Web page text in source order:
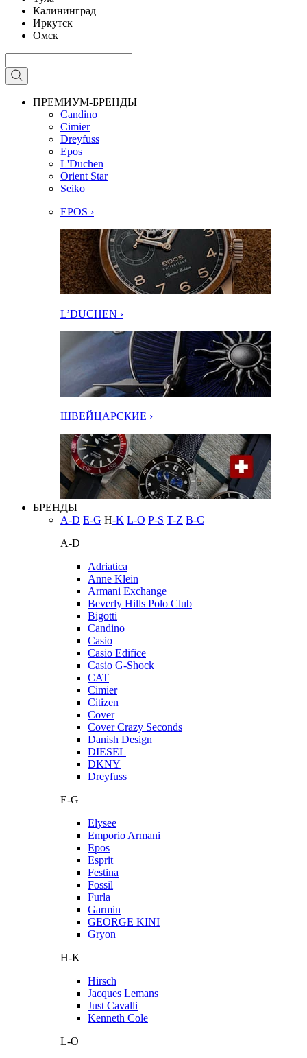
Калининград
Иркутск
Омск
ПРЕМИУМ-БРЕНДЫ
Candino
Cimier
Dreyfuss
Epos
L'Duchen
Orient Star
Seiko
EPOS ›
L’DUCHEN ›
ШВЕЙЦАРСКИЕ ›
БРЕНДЫ
A-D E-G H-K L-O P-S T-Z В-С
A-D
Adriatica
Anne Klein
Armani Exchange
Beverly Hills Polo Club
Bigotti
Candino
Casio
Casio Edifice
Casio G-Shock
CAT
Cimier
Citizen
Cover
Cover Crazy Seconds
Danish Design
DIESEL
DKNY
Dreyfuss
E-G
Elysee
Emporio Armani
Epos
Esprit
Festina
Fossil
Furla
Garmin
GEORGE KINI
Gryon
H-K
Hirsch
Jacques Lemans
Just Cavalli
Kenneth Cole
L-O